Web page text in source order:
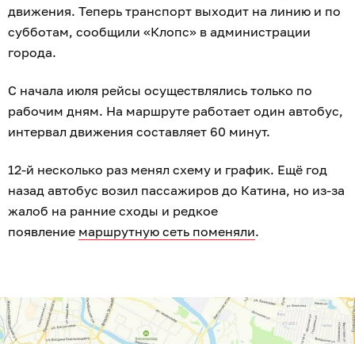
движения. Теперь транспорт выходит на линию и по
субботам, сообщили «Клопс» в администрации
города.
С начала июля рейсы осуществлялись только по
рабочим дням. На маршруте работает один автобус,
интервал движения составляет 60 минут.
12-й несколько раз менял схему и график. Ещё год
назад автобус возил пассажиров до Катина, но из-за
жалоб на ранние сходы и редкое
появление маршрутную сеть поменяли.